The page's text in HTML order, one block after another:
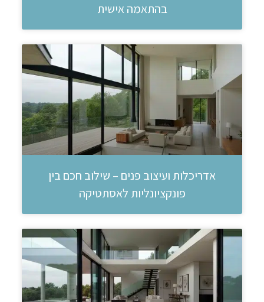
בהתאמה אישית
אדריכלות ועיצוב פנים – שילוב חכם בין
פונקציונליות לאסתטיקה